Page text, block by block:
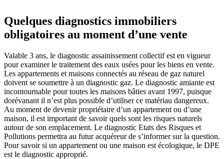
Quelques diagnostics immobiliers
obligatoires au moment d’une vente
Valable 3 ans, le diagnostic assainissement collectif est en vigueur
pour examiner le traitement des eaux usées pour les biens en vente.
Les appartements et maisons connectés au réseau de gaz naturel
doivent se soumettre à un diagnostic gaz. Le diagnostic amiante est
incontournable pour toutes les maisons bâties avant 1997, puisque
dorévanant il n’est plus possible d’utiliser ce matériau dangereux.
Au moment de devenir propriétaire d’un appartement ou d’une
maison, il est important de savoir quels sont les risques naturels
autour de son emplacement. Le diagnostic Etats des Risques et
Pollutions permettra au futur acquéreur de s’informer sur la question.
Pour savoir si un appartement ou une maison est écologique, le DPE
est le diagnostic approprié.